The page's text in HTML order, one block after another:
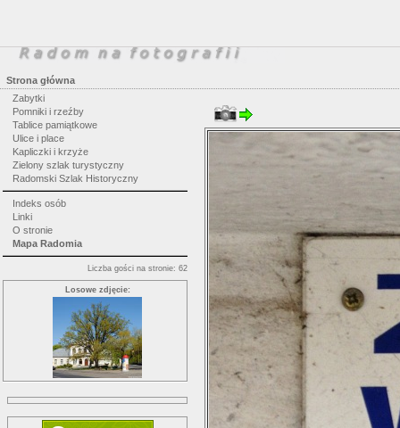
Strona główna
Zabytki
Pomniki i rzeźby
Tablice pamiątkowe
Ulice i place
Kapliczki i krzyże
Zielony szlak turystyczny
Radomski Szlak Historyczny
Indeks osób
Linki
O stronie
Mapa Radomia
Liczba gości na stronie: 62
Losowe zdjęcie: